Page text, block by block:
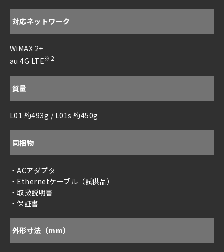
対応ネットワーク
WiMAX 2+
au 4G LTE※2
質量
L01 約493g / L01s 約450g
同梱物
・ACアダプタ
・Ethernetケーブル（試供品）
・取扱説明書
・保証書
外形寸法（mm）